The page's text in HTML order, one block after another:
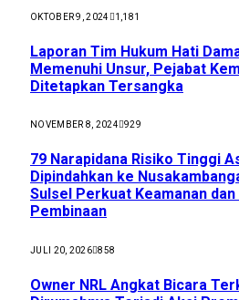
OKTOBER 9, 2024 1,181
Laporan Tim Hukum Hati
Memenuhi Unsur, Pejabat
Ditetapkan Tersangka
NOVEMBER 8, 2024 929
79 Narapidana Risiko Tinggi
Dipindahkan ke
Sulsel Perkuat Keamanan
Pembinaan
JULI 20, 2026 858
Owner NRL Angkat Bicara